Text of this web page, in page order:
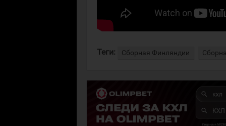
Теги: Сборная Финляндии